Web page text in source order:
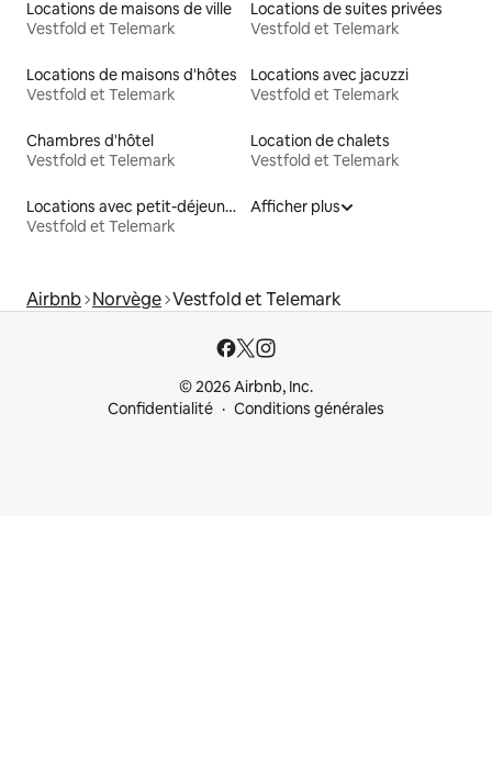
Locations de maisons de ville
Vestfold et Telemark
Locations de suites privées
Vestfold et Telemark
Locations de maisons d'hôtes
Vestfold et Telemark
Locations avec jacuzzi
Vestfold et Telemark
Chambres d'hôtel
Vestfold et Telemark
Location de chalets
Vestfold et Telemark
Locations avec petit-déjeuner
Vestfold et Telemark
Afficher plus
Airbnb Norvège Vestfold et Telemark
© 2026 Airbnb, Inc.
Confidentialité
Conditions générales